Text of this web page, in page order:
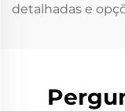
detalhadas e